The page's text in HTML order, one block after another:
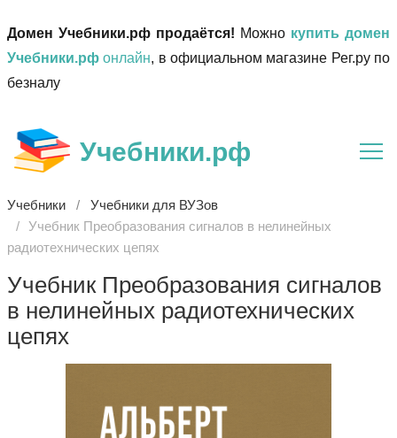
Домен Учебники.рф продаётся! Можно купить домен
Учебники.рф онлайн, в официальном магазине Рег.ру по
безналу
Учебники.рф
Учебники
Учебники для ВУЗов
Учебник Преобразования сигналов в нелинейных
радиотехнических цепях
Учебник Преобразования сигналов
в нелинейных радиотехнических
цепях